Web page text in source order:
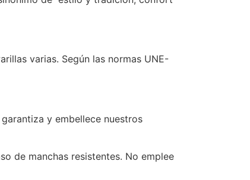
varias. Según las normas UNE-
y embellece nuestros
de manchas resistentes. No emplee